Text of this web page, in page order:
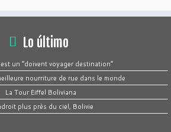
Lo último
un “doivent voyager destination”
nourriture de rue dans le monde
La Tour Eiffel Boliviana
plus près du ciel, Bolivie